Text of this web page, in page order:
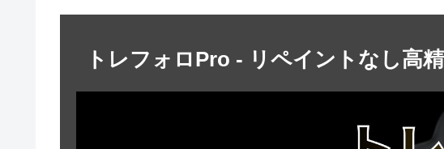
トレフォロPro - リペイントなし高